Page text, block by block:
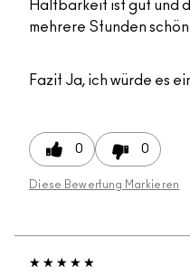
Haltbarkeit ist gut und
mehrere Stunden
Fazit Ja, ich würde es
0 0
Diese Bewertung Markieren